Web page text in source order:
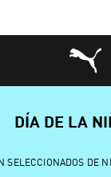
DÍA DE LA
SELECCIONADOS DE